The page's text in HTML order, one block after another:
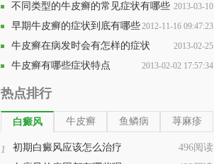
09:27:34
不同类型的牛皮癣的常见症状有哪些 2013-03-10
13:55:16
早期牛皮癣的症状到底有哪些2012-11-16 09:47:23
牛皮癣在病发时会有怎样的症状
2013-02-25
11:05:53
牛皮癣有哪些症状特点 2013-02-02 17:57:34
热点排行
白癜风 牛皮癣 鱼鳞病 荨麻疹
1 496阅读
初期白癜风应该怎么治疗